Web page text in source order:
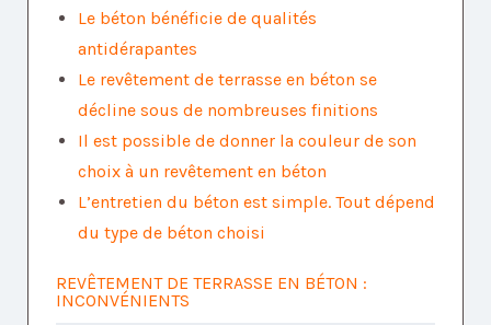
Le béton bénéficie de qualités
antidérapantes
Le revêtement de terrasse en béton se
décline sous de nombreuses finitions
Il est possible de donner la couleur de son
choix à un revêtement en béton
L’entretien du béton est simple. Tout dépend
du type de béton choisi
REVÊTEMENT DE TERRASSE EN BÉTON :
INCONVÉNIENTS